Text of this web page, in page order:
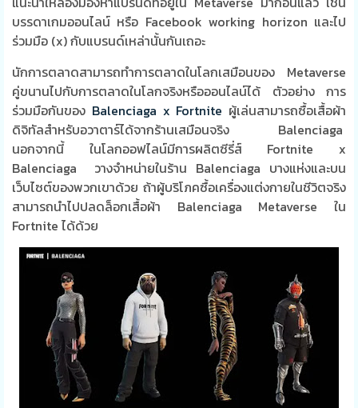
บรรดาเกมออนไลน์ หรือ Facebook working horizon และไป
ร่วมมือ (x) กับแบรนด์เหล่านั้นกันเถอะ
นักการตลาดสามารถทำการตลาดในโลกเสมือนของ Metaverse
คู่ขนานไปกับการตลาดในโลกจริงหรือออนไลน์ได้ ตัวอย่าง การ
ร่วมมือกันของ Balenciaga x Fortnite ผู้เล่นสามารถซื้อเสื้อผ้า
ดิจิทัลสำหรับอวาตาร์ได้จากร้านเสมือนจริง Balenciaga
นอกจากนี้ ในโลกออฟไลน์มีการผลิตซีรี่ส์ Fortnite x
Balenciaga วางจำหน่ายในร้าน Balenciaga บางแห่งและบน
เว็บไซต์ของพวกเขาด้วย ถ้าผู้บริโภคซื้อเครื่องแต่งกายในชีวิตจริง
สามารถนำไปปลดล็อกเสื้อผ้า Balenciaga Metaverseใน
Fortnite ได้ด้วย